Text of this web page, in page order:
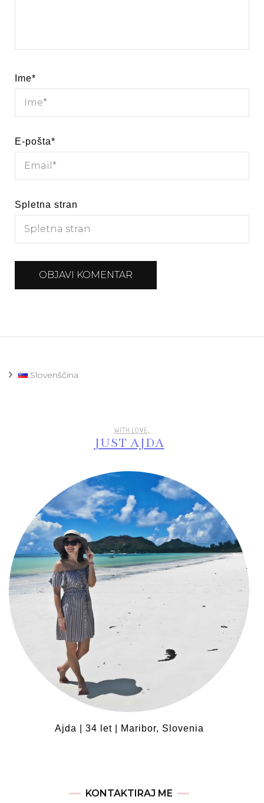
Ime*
E-pošta*
Spletna stran
Slovenščina
WITH LOVE,
JUST AJDA
Ajda | 34 let | Maribor, Slovenia
KONTAKTIRAJ ME